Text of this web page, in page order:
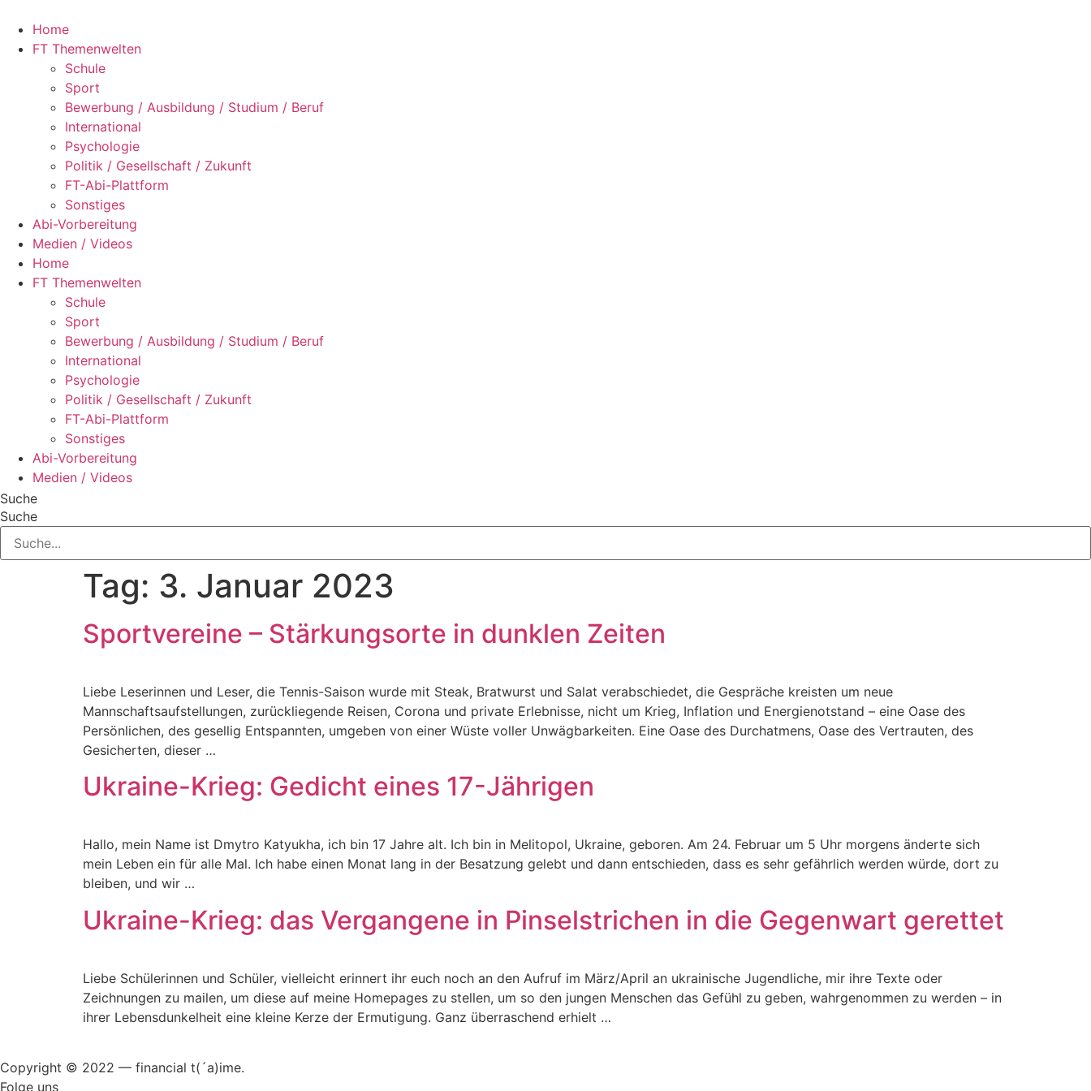
Inhalt
springen
Home
FT Themenwelten
Schule
Sport
Bewerbung / Ausbildung / Studium / Beruf
International
Psychologie
Politik / Gesellschaft / Zukunft
FT-Abi-Plattform
Sonstiges
Abi-Vorbereitung
Medien / Videos
Home
FT Themenwelten
Schule
Sport
Bewerbung / Ausbildung / Studium / Beruf
International
Psychologie
Politik / Gesellschaft / Zukunft
FT-Abi-Plattform
Sonstiges
Abi-Vorbereitung
Medien / Videos
Suche
Suche
Tag: 3. Januar 2023
Sportvereine – Stärkungsorte in dunklen Zeiten
Liebe Leserinnen und Leser, die Tennis-Saison wurde mit Steak, Bratwurst und Salat verabschiedet, die Gespräche kreisten um neue
Mannschaftsaufstellungen, zurückliegende Reisen, Corona und private Erlebnisse, nicht um Krieg, Inflation und Energienotstand – eine Oase des
Persönlichen, des gesellig Entspannten, umgeben von einer Wüste voller Unwägbarkeiten. Eine Oase des Durchatmens, Oase des Vertrauten, des
Gesicherten, dieser …
Ukraine-Krieg: Gedicht eines 17-Jährigen
Hallo, mein Name ist Dmytro Katyukha, ich bin 17 Jahre alt. Ich bin in Melitopol, Ukraine, geboren. Am 24. Februar um 5 Uhr morgens änderte sich
mein Leben ein für alle Mal. Ich habe einen Monat lang in der Besatzung gelebt und dann entschieden, dass es sehr gefährlich werden würde, dort zu
bleiben, und wir …
Ukraine-Krieg: das Vergangene in Pinselstrichen in die Gegenwart gerettet
Liebe Schülerinnen und Schüler, vielleicht erinnert ihr euch noch an den Aufruf im März/April an ukrainische Jugendliche, mir ihre Texte oder
Zeichnungen zu mailen, um diese auf meine Homepages zu stellen, um so den jungen Menschen das Gefühl zu geben, wahrgenommen zu werden – in
ihrer Lebensdunkelheit eine kleine Kerze der Ermutigung. Ganz überraschend erhielt …
Copyright © 2022 — financial t(´a)ime.
Folge uns